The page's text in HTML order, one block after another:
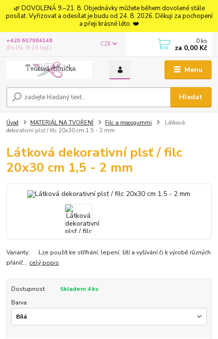
🌿 DOVOLENÁ 9.–21. 8. Objednávky můžete během dovolené stále
posílat. Vyřizovat a odesílat je budu od 24. 8. 2026. Děkuji za pochopení
a přeji krásné léto. ❤️
Menu
CZK
Hledat
+420 607984148
(Po-Pá, 8-16 hod.)
0 ks
za 0,00 Kč
Úvod MATERIÁL NA TVOŘENÍ Filc a moosgummi
Látková
dekorativní plsť / filc 20x30 cm 1,5 - 2 mm
Látková dekorativní plsť / filc
20x30 cm 1,5 - 2 mm
Varianty: Lze použít ke stříhání, lepení, šítí a vyšívání či k výrobě různých
přáníč... celý popis
Dostupnost
Skladem 4 ks
Barva